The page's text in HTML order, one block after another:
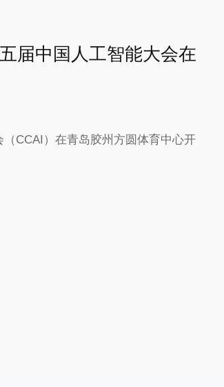
届中国人工智能大会在
CCAI）在青岛胶州方圆体育中心开